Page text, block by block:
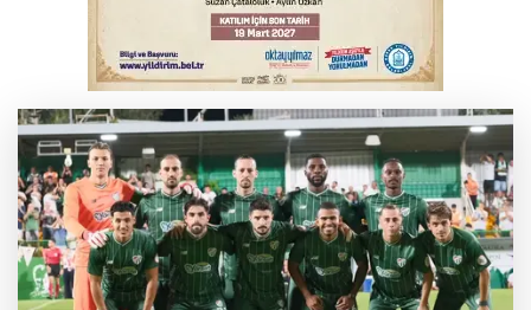
Yükseköğretim Kanununda değişiklik
Resmi Gazete'de